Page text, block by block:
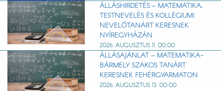
ÁLLÁSHIRDETÉS – MATEMATIKA,
TESTNEVELÉS ÉS KOLLÉGIUMI
NEVELŐTANÁRT KERESNEK
NYÍREGYHÁZÁN
2026. AUGUSZTUS 11. 00:00
ÁLLÁSAJÁNLAT – MATEMATIKA-
BÁRMELY SZAKOS TANÁRT
KERESNEK FEHÉRGYARMATON
2026. AUGUSZTUS 13. 00:00